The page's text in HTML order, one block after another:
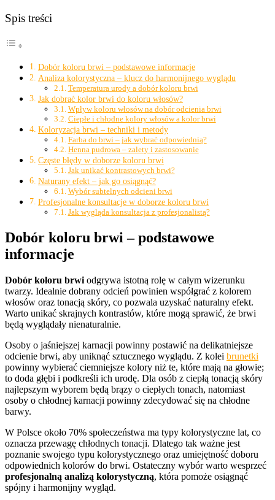
Spis treści
Dobór koloru brwi – podstawowe informacje
Analiza kolorystyczna – klucz do harmonijnego wyglądu
Temperatura urody a dobór koloru brwi
Jak dobrać kolor brwi do koloru włosów?
Wpływ koloru włosów na dobór odcienia brwi
Ciepłe i chłodne kolory włosów a kolor brwi
Koloryzacja brwi – techniki i metody
Farba do brwi – jak wybrać odpowiednią?
Henna pudrowa – zalety i zastosowanie
Częste błędy w doborze koloru brwi
Jak unikać kontrastowych brwi?
Naturany efekt – jak go osiągnąć?
Wybór subtelnych odcieni brwi
Profesjonalne konsultacje w doborze koloru brwi
Jak wygląda konsultacja z profesjonalistą?
Dobór koloru brwi – podstawowe
informacje
Dobór koloru brwi odgrywa istotną rolę w całym wizerunku
twarzy. Idealnie dobrany odcień powinien współgrać z kolorem
włosów oraz tonacją skóry, co pozwala uzyskać naturalny efekt.
Warto unikać skrajnych kontrastów, które mogą sprawić, że brwi
będą wyglądały nienaturalnie.
Osoby o jaśniejszej karnacji powinny postawić na delikatniejsze
odcienie brwi, aby uniknąć sztucznego wyglądu. Z kolei brunetki
powinny wybierać ciemniejsze kolory niż te, które mają na głowie;
to doda głębi i podkreśli ich urodę. Dla osób z ciepłą tonacją skóry
najlepszym wyborem będą brązy o ciepłych tonach, natomiast
osoby o chłodnej karnacji powinny zdecydować się na chłodne
barwy.
W Polsce około 70% społeczeństwa ma typy kolorystyczne lat, co
oznacza przewagę chłodnych tonacji. Dlatego tak ważne jest
poznanie swojego typu kolorystycznego oraz umiejętność doboru
odpowiednich kolorów do brwi. Ostateczny wybór warto wesprzeć
profesjonalną analizą kolorystyczną, która pomoże osiągnąć
spójny i harmonijny wygląd.